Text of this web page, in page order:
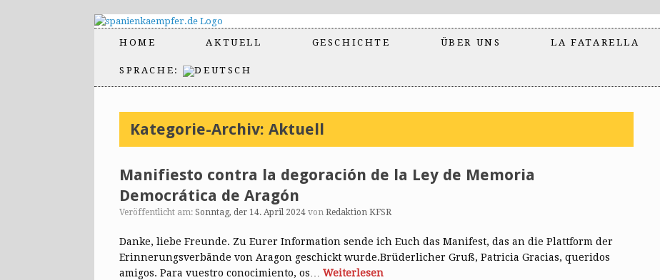
HOME AKTUELL GESCHICHTE ÜBER UNS LA FATARELLA
SPRACHE:
Kategorie-Archiv: Aktuell
Manifiesto contra la degoración de la Ley de Memoria
Democrática de Aragón
Veröffentlicht am: Sonntag, der 14. April 2024 von Redaktion KFSR
Danke, liebe Freunde. Zu Eurer Information sende ich Euch das Manifest, das an die Plattform der
Erinnerungsverbände von Aragon geschickt wurde.Brüderlicher Gruß, Patricia Gracias, queridos
amigos. Para vuestro conocimiento, os… Weiterlesen